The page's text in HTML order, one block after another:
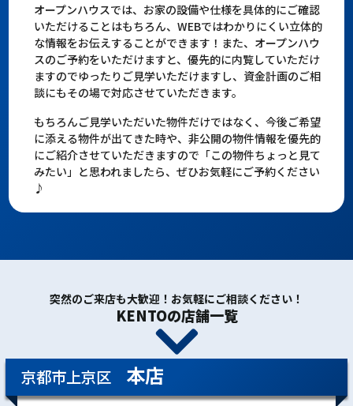
オープンハウスでは、お家の設備や仕様を具体的にご確認
いただけることはもちろん、WEBではわかりにくい立体的
な情報をお伝えすることができます！また、オープンハウ
スのご予約をいただけますと、優先的に内覧していただけ
ますのでゆったりご見学いただけますし、資金計画のご相
談にもその場で対応させていただきます。
もちろんご見学いただいた物件だけではなく、今後ご希望
に添える物件が出てきた時や、非公開の物件情報を優先的
にご紹介させていただきますので「この物件ちょっと見て
みたい」と思われましたら、ぜひお気軽にご予約ください
♪
突然のご来店も大歓迎！お気軽にご相談ください！
KENTOの店舗一覧
京都市上京区 本店